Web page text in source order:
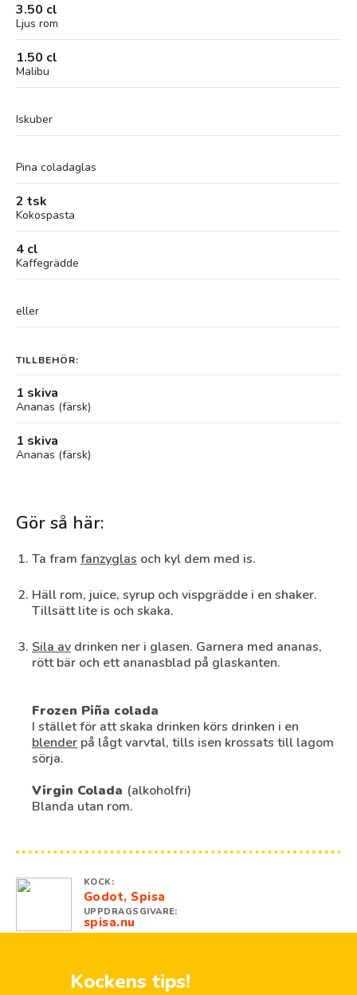
3.50 cl
Ljus rom
1.50 cl
Malibu
Iskuber
Pina coladaglas
2 tsk
Kokospasta
4 cl
Kaffegrädde
eller
TILLBEHÖR:
1 skiva
Ananas (färsk)
1 skiva
Ananas (färsk)
Gör så här:
Ta fram fanzyglas och kyl dem med is.
Häll rom, juice, syrup och vispgrädde i en shaker.
Tillsätt lite is och skaka.
Sila av drinken ner i glasen. Garnera med ananas,
rött bär och ett ananasblad på glaskanten.
Frozen Piña colada
I stället för att skaka drinken körs drinken i en
blender på lågt varvtal, tills isen krossats till lagom
sörja.
Virgin Colada (alkoholfri)
Blanda utan rom.
KOCK:
Godot, Spisa
UPPDRAGSGIVARE:
spisa.nu
Kockens tips!